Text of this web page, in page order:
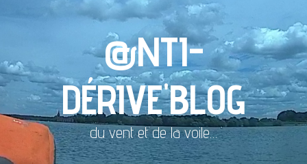
@NTI-
DÉRIVE'BLOG
du vent et de la voile…